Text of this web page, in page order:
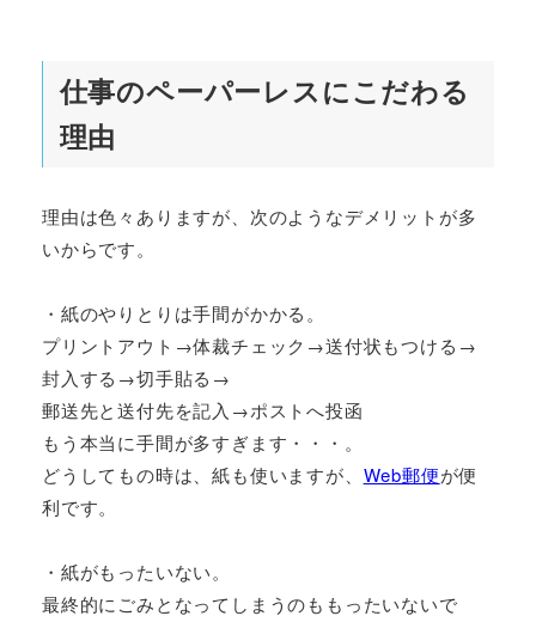
仕事のペーパーレスにこだわる
理由
理由は色々ありますが、次のようなデメリットが多
いからです。
・紙のやりとりは手間がかかる。
プリントアウト→体裁チェック→送付状もつける→
封入する→切手貼る→
郵送先と送付先を記入→ポストへ投函
もう本当に手間が多すぎます・・・。
どうしてもの時は、紙も使いますが、 Web郵便が便
利です。
・紙がもったいない。
最終的にごみとなってしまうのももったいないで